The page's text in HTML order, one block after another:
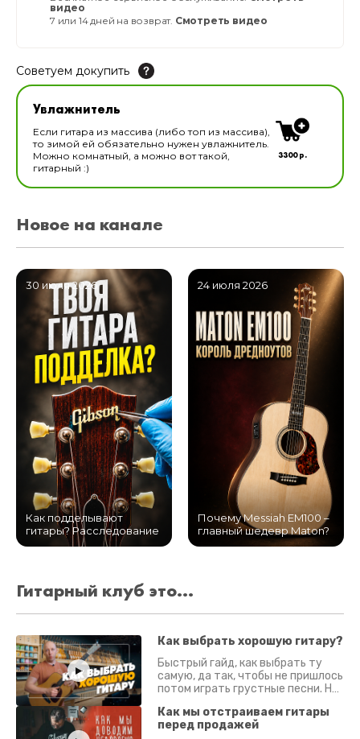
видео
7 или 14 дней на возврат. Смотреть видео
Советуем докупить
Увлажнитель для музыкальных инструментов
В наличии
Увлажнитель
Если гитара из массива (либо топ из массива),
то зимой ей обязательно нужен увлажнитель.
Можно комнатный, а можно вот такой,
гитарный :)
3300 р.
Новое на канале
30 июля 2026
Как подделывают
гитары? Расследование
24 июля 2026
Почему Messiah EM100 –
главный шедевр Maton?
Гитарный клуб это...
Как выбрать хорошую гитару?
Быстрый гайд, как выбрать ту
самую, да так, чтобы не пришлось
потом играть грустные песни. На
Как мы отстраиваем гитары
перед продажей